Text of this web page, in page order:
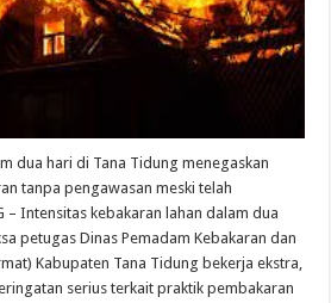
dua hari di Tana Tidung menegaskan
tanpa pengawasan meski telah
– Intensitas kebakaran lahan dalam dua
petugas Dinas Pemadam Kebakaran dan
Kabupaten Tana Tidung bekerja ekstra,
serius terkait praktik pembakaran